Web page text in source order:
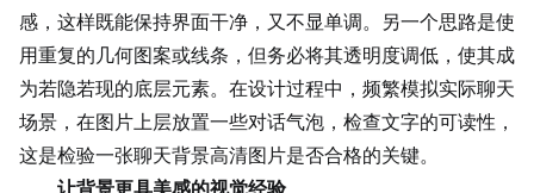
感，这样既能保持界面干净，又不显单调。另一个思路是使
用重复的 几何图案或线条，但务必将其透明度调低，使其成
为若隐若现的底层元素。在设计过程中，频繁模拟实际聊天
场景，在图片上层放置一些对话气泡，检查文字的可读性，
这是检验一张聊天背景高清图片是否合格的关键。
让背景更具美感的视觉经验